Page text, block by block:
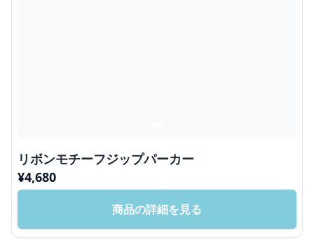
リボンモチーフジップパーカー
¥4,680
商品の詳細を見る